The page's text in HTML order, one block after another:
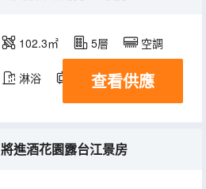
102.3㎡ 5層 空調
淋浴 電視機
查看供應
將進酒花園露台江景房